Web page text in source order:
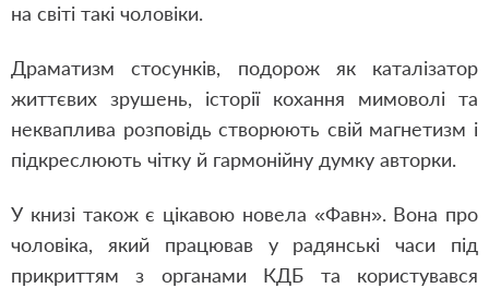
на світі такі чоловіки.
Драматизм стосунків, подорож як каталізатор
життєвих зрушень, історії кохання мимоволі та
некваплива розповідь створюють свій магнетизм і
підкреслюють чітку й гармонійну думку авторки.
У книзі також є цікавою новела «Фавн». Вона про
чоловіка, який працював у радянські часи під
прикриттям з органами КДБ та користувався